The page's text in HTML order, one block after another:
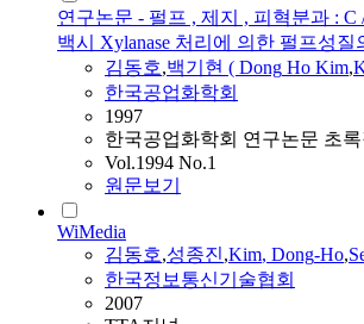
연구논문 - 펄프 , 제지 , 피혁분과 : C
백시 Xylanase 처리에 의한 펄프성질
김동호,백기현 ( Dong Ho Kim,
한국공업화학회
1997
한국공업화학회 연구논문 초록
Vol.1994 No.1
원문보기
WiMedia
김동호,성종진,Kim, Dong-Ho,
한국정보통신기술협회
2007